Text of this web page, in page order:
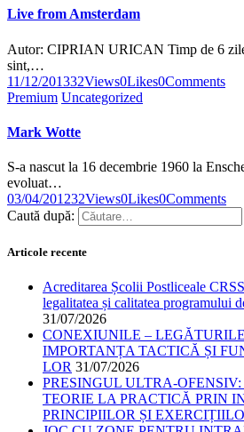
Live from Amsterdam
Autor: CIPRIAN URICAN Timp de 6
sint,…
11/12/201332Views0Likes0Comments
Premium Uncategorized
Mark Wotte
S-a nascut la 16 decembrie 1960 la
evoluat…
03/04/201232Views0Likes0Comments
Caută după:
Articole recente
Acreditarea Școlii Postliceale
legalitatea și calitatea programului
31/07/2026
CONEXIUNILE –
IMPORTANȚA TACTICĂ ȘI
LOR 31/07/2026
PRESINGUL ULTRA-
TEORIE LA PRACTICĂ PRIN
PRINCIPIILOR ȘI